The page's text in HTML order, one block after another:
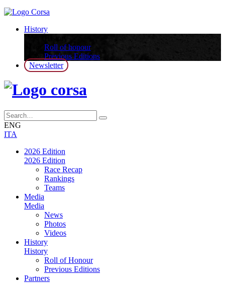
History
Roll of honour
Previous Editions
Newsletter
ENG
ITA
2026 Edition
2026 Edition
Race Recap
Rankings
Teams
Media
Media
News
Photos
Videos
History
History
Roll of Honour
Previous Editions
Partners